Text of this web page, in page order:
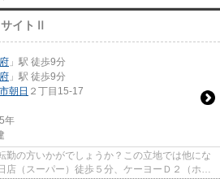
イトⅡ
」駅 徒歩9分
」駅 徒歩9分
朝日 ２丁目15-17
年
勤の方いかがでしょうか？この立地では他にな
店（スーパー）徒歩５分、ケーヨーＤ２（ホー